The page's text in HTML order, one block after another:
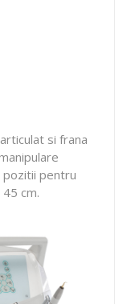
si frana
pozitii pentru
cm.